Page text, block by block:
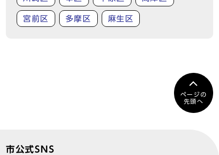
宮前区 多摩区 麻生区
ページの
先頭へ
市公式SNS